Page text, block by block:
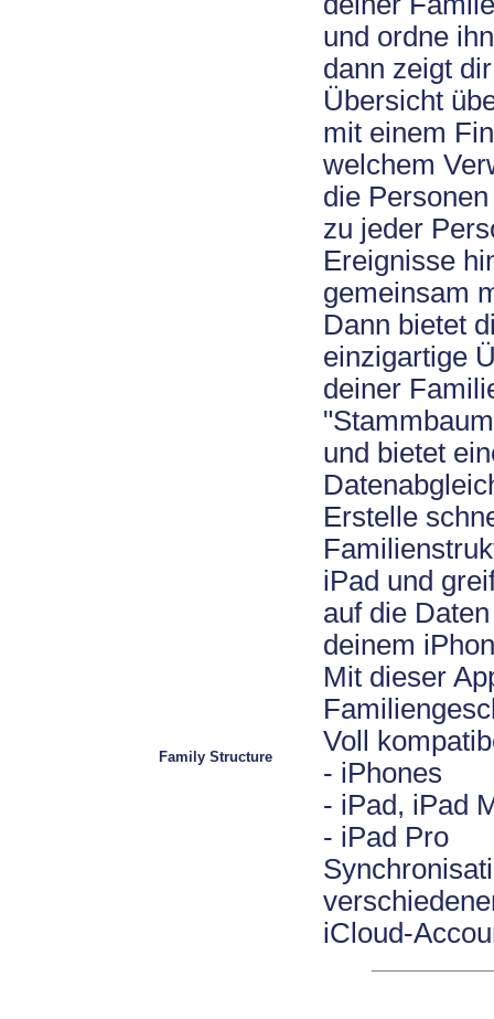
und ordne
dann zeigt
Übersicht
mit einem
welchem
die
zu jeder
Ereignisse
gemeinsam
Dann bietet
einzigartige
deiner
und bietet
Erstelle
iPad und
auf die
deinem
Mit dieser
Voll
- iPhones
- iPad, iPad
- iPad Pro
iCloud-
Family Structure